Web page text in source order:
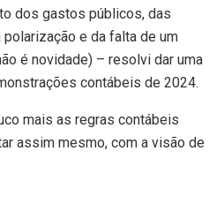
dos gastos públicos, das
e da falta de um
é novidade) – resolvi dar uma
contábeis de 2024.
mais as regras contábeis
assim mesmo, com a visão de